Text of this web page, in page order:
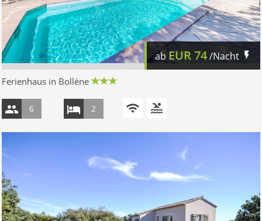
ab EUR74/Nacht
Ferienhaus in Bollène
6 2